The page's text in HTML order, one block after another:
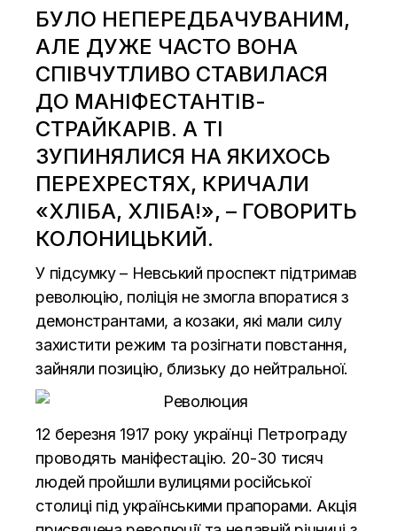
БУЛО НЕПЕРЕДБАЧУВАНИМ,
АЛЕ ДУЖЕ ЧАСТО ВОНА
СПІВЧУТЛИВО СТАВИЛАСЯ
ДО МАНІФЕСТАНТІВ-
СТРАЙКАРІВ. А ТІ
ЗУПИНЯЛИСЯ НА ЯКИХОСЬ
ПЕРЕХРЕСТЯХ, КРИЧАЛИ
«ХЛІБА, ХЛІБА!», – ГОВОРИТЬ
КОЛОНИЦЬКИЙ.
У підсумку – Невський проспект підтримав
революцію, поліція не змогла впоратися з
демонстрантами, а козаки, які мали силу
захистити режим та розігнати повстання,
зайняли позицію, близьку до нейтральної.
12 березня 1917 року українці Петрограду
проводять маніфестацію. 20-30 тисяч
людей пройшли вулицями російської
столиці під українськими прапорами. Акція